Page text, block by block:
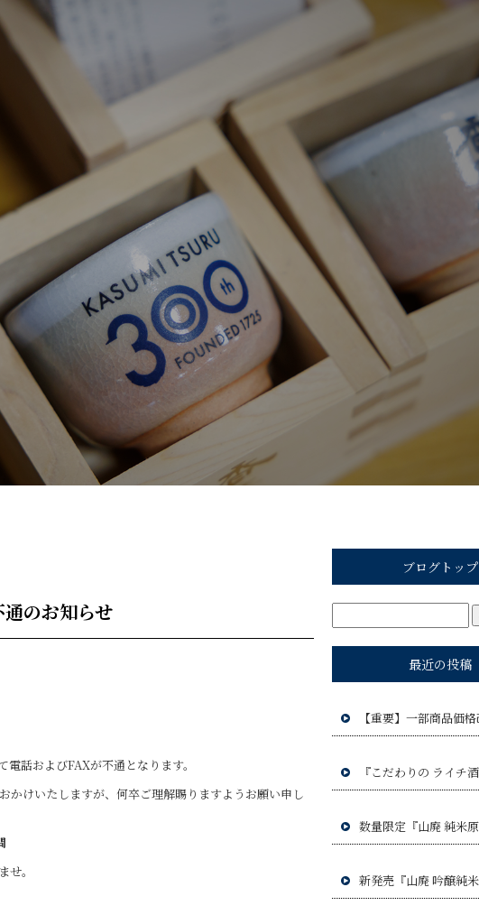
のお知らせ
話およびFAXが不通となります。
かけいたしますが、何卒ご理解賜りますようお願い申し
。
ブログトップ
最近の投稿